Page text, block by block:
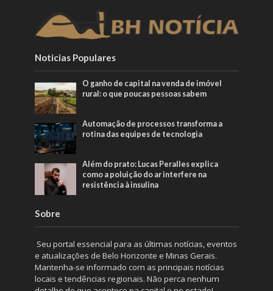
Noticias Populares
O ganho de capital na venda de imóvel
rural: o que poucas pessoas sabem
Automação de processos transforma a
rotina das equipes de tecnologia
Além do prato: Lucas Peralles explica
como a poluição do ar interfere na
resistência à insulina
Sobre
Seu portal essencial para as últimas notícias, eventos
e atualizações de Belo Horizonte e Minas Gerais.
Mantenha-se informado com as principais notícias
locais e tendências regionais. Não perca nenhum